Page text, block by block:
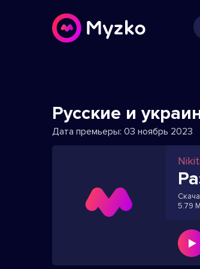
Русские и
Дата премьеры: 03 ноябрь 2023
5.79